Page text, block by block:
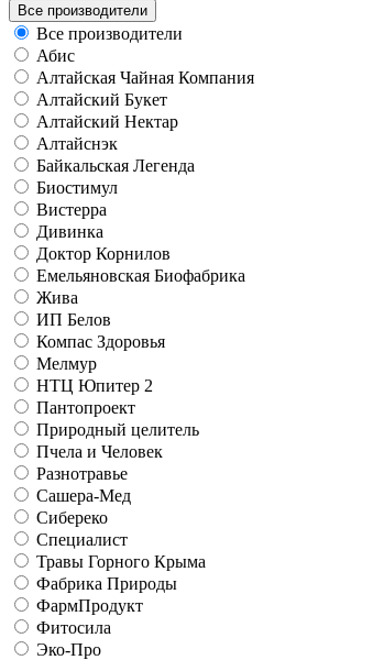
Все производители
Все производители
Абис
Алтайская Чайная Компания
Алтайский Букет
Алтайский Нектар
Алтайснэк
Байкальская Легенда
Биостимул
Вистерра
Дивинка
Доктор Корнилов
Емельяновская Биофабрика
Жива
ИП Белов
Компас Здоровья
Мелмур
НТЦ Юпитер 2
Пантопроект
Природный целитель
Пчела и Человек
Разнотравье
Сашера-Мед
Сибереко
Специалист
Травы Горного Крыма
Фабрика Природы
ФармПродукт
Фитосила
Эко-Про